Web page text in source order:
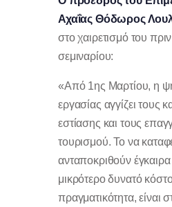
Αχαΐας Θόδωρος
στο χαιρετισμό του
σεμιναρίου:
«Από 1ης Μαρτίου, η
εργασίας αγγίζει τους
εστίασης και τους
τουρισμού. Το να
ανταποκριθούν έγκαιρα
μικρότερο δυνατό
πραγματικότητα, είναι